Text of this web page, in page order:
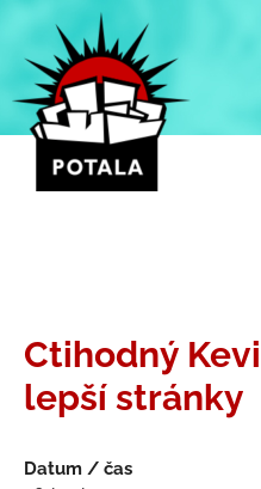
Přeskočit
obsah
Ctihodný
lepší stránky
Datum / čas